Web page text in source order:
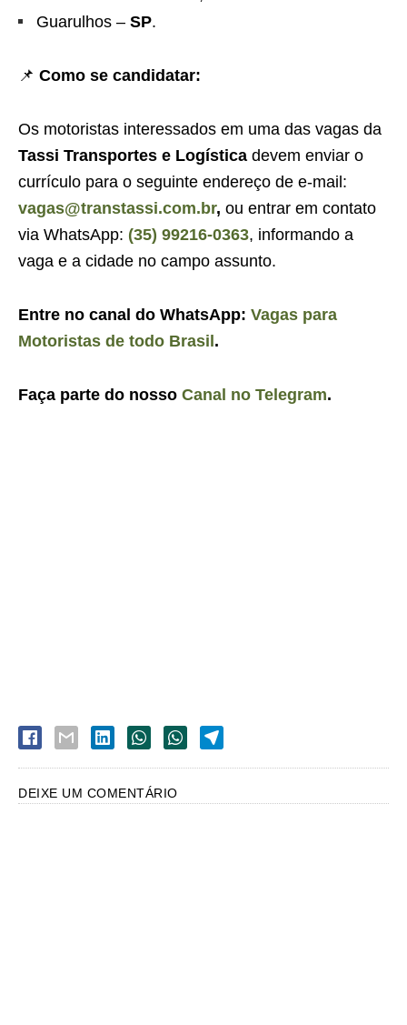
Guarulhos – SP.
📌 Como se candidatar:
Os motoristas interessados em uma das vagas da
Tassi Transportes e Logística devem enviar o
currículo para o seguinte endereço de e-mail:
vagas@transtassi.com.br, ou entrar em contato
via WhatsApp: (35) 99216-0363, informando a
vaga e a cidade no campo assunto.
Entre no canal do WhatsApp: Vagas para
Motoristas de todo Brasil .
Faça parte do nosso Canal no Telegram.
DEIXE UM COMENTÁRIO